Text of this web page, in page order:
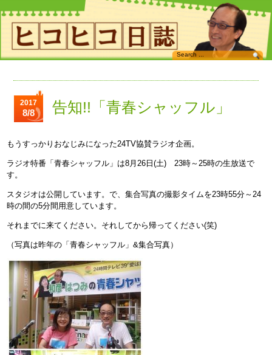
2017
8/8 告知!!「青春シャッフル」
もうすっかりおなじみになった24TV協賛ラジオ企画。
ラジオ特番「青春シャッフル」は8月26日(土) 23時～25時の生放送で
す。
スタジオは公開しています。で、集合写真の撮影タイムを23時55分～24
時の間の5分間用意しています。
それまでに来てください。それしてから帰ってください(笑)
（写真は昨年の「青春シャッフル」&集合写真）